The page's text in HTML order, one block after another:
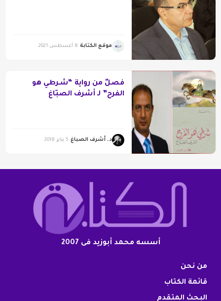
موقع الكتابة 8 أغسطس 2021
فصلٌ من رواية “شَـرطي هو
الفرح” لـ أشرف الصبّاغ
د. أشرف الصباغ 5 يناير 2018
أسسه محمد أبوزيد فى 2007
من نحن
قائمة الكتاب
البحث المتقدم